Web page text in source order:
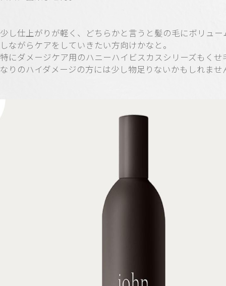
少し仕上がりが軽く、どちらかと言うと髪の毛にボリュー
しながらケアをしていきたい方向けかなと。
特にダメージケア用のハニーハイビスカスシリーズもくせ
なりのハイダメージの方には少し物足りないかもしれませ